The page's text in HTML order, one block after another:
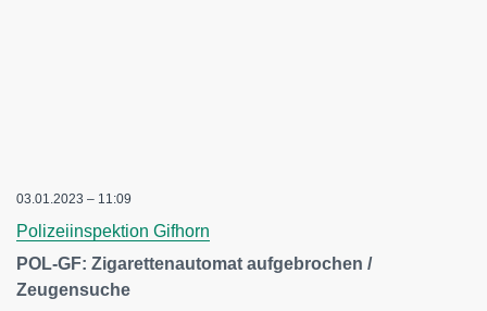
03.01.2023 – 11:09
Polizeiinspektion Gifhorn
POL-GF: Zigarettenautomat aufgebrochen /
Zeugensuche